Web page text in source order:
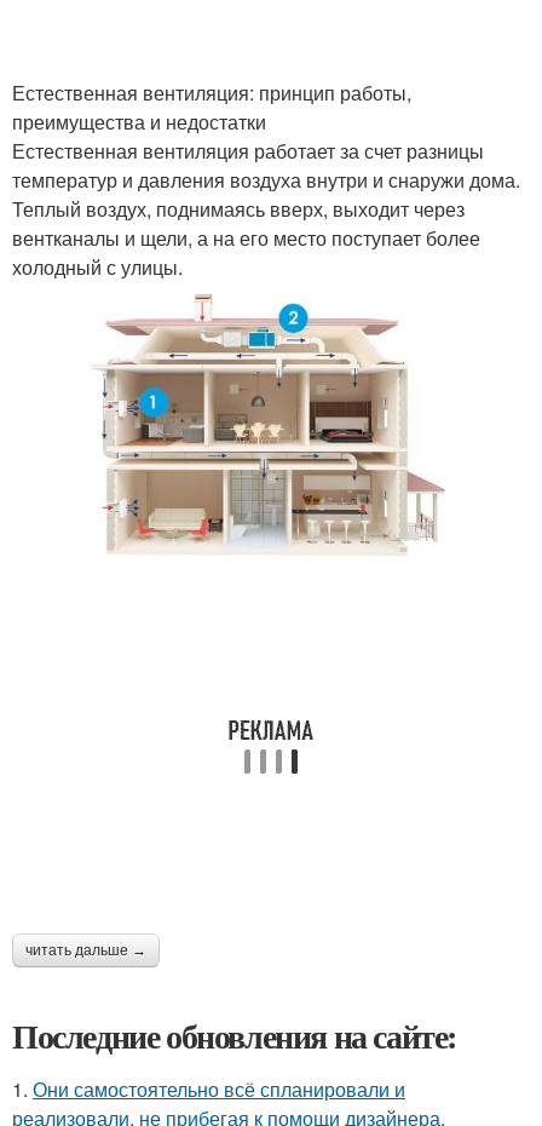
Естественная вентиляция: принцип работы,
преимущества и недостатки
Естественная вентиляция работает за счет разницы
температур и давления воздуха внутри и снаружи дома.
Теплый воздух, поднимаясь вверх, выходит через
вентканалы и щели, а на его место поступает более
холодный с улицы.
читать дальше →
Последние обновления на сайте:
1. Они самостоятельно всё спланировали и
реализовали, не прибегая к помощи дизайнера.